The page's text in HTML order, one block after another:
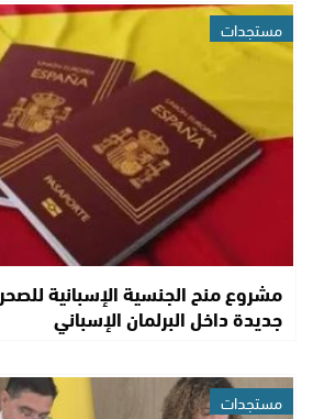
مستجدات
مشروع منح الجنسية الإسبانية
جديدة داخل البرلمان الإسباني
مستجدات